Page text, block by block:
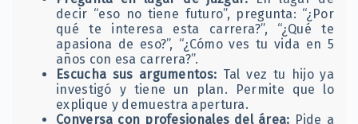
decir “eso no tiene futuro”, pregunta: “¿Por
qué te interesa esta carrera?”, “¿Qué te
apasiona de eso?”, “¿Cómo ves tu vida en 5
años con esa carrera?”.
Escucha sus argumentos: Tal vez tu hijo ya
investigó y tiene un plan. Permite que lo
explique y demuestra apertura.
Conversa con profesionales del área: Pide a